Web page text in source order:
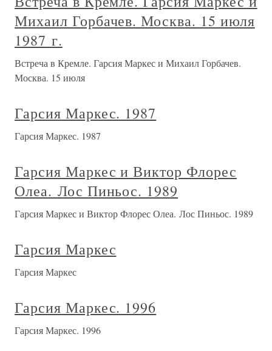
Михаил Горбачев. Москва. 15 июля
1987 г.
Встреча в Кремле. Гарсия Маркес и Михаил Горбачев.
Москва. 15 июля
Гарсия Маркес. 1987
Гарсия Маркес. 1987
Гарсия Маркес и Виктор Флорес
Олеа. Лос Пиньос. 1989
Гарсия Маркес и Виктор Флорес Олеа. Лос Пиньос. 1989
Гарсия Маркес
Гарсия Маркес
Гарсия Маркес. 1996
Гарсия Маркес. 1996